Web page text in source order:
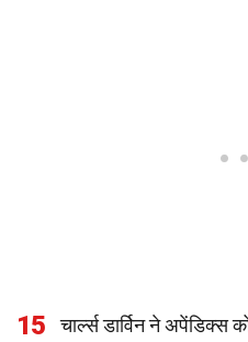
15
चार्ल्स डार्विन ने अपेंडिक्स